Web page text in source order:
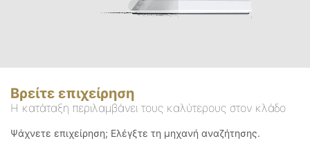
Βρείτε επιχείρηση
Η κατάταξη περιλαμβάνει τους καλύτερους στον κλάδο
Ψάχνετε επιχείρηση; Ελέγξτε τη μηχανή αναζήτησης.